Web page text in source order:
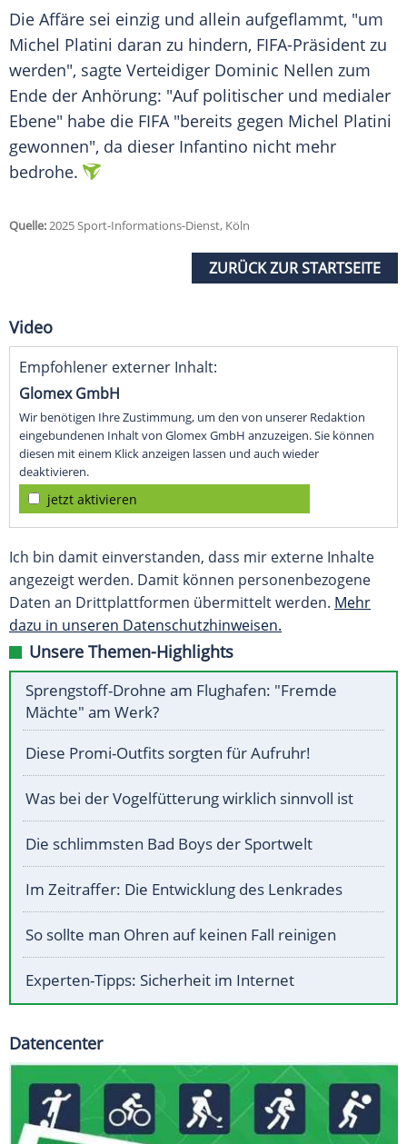
Die Affäre sei einzig und allein aufgeflammt, "um
Michel Platini daran zu hindern, FIFA-Präsident zu
werden", sagte Verteidiger Dominic Nellen zum
Ende der Anhörung: "Auf politischer und medialer
Ebene" habe die FIFA"bereits gegen Michel Platini
gewonnen", da dieser Infantino nicht mehr
bedrohe.
Quelle:2025 Sport-Informations-Dienst, Köln
ZURÜCK ZUR STARTSEITE
Video
Empfohlener externer Inhalt:
Glomex GmbH
Wir benötigen Ihre Zustimmung, um den von unserer Redaktion
eingebundenen Inhalt von Glomex GmbH anzuzeigen. Sie können
diesen mit einem Klick anzeigen lassen und auch wieder
deaktivieren.
jetzt aktivieren
Ich bin damit einverstanden, dass mir externe Inhalte
angezeigt werden. Damit können personenbezogene
Daten an Drittplattformen übermittelt werden. Mehr
dazu in unseren Datenschutzhinweisen.
Unsere Themen-Highlights
Sprengstoff-Drohne am Flughafen: "Fremde
Mächte" am Werk?
Diese Promi-Outfits sorgten für Aufruhr!
Was bei der Vogelfütterung wirklich sinnvoll ist
Die schlimmsten Bad Boys der Sportwelt
Im Zeitraffer: Die Entwicklung des Lenkrades
So sollte man Ohren auf keinen Fall reinigen
Experten-Tipps: Sicherheit im Internet
Datencenter